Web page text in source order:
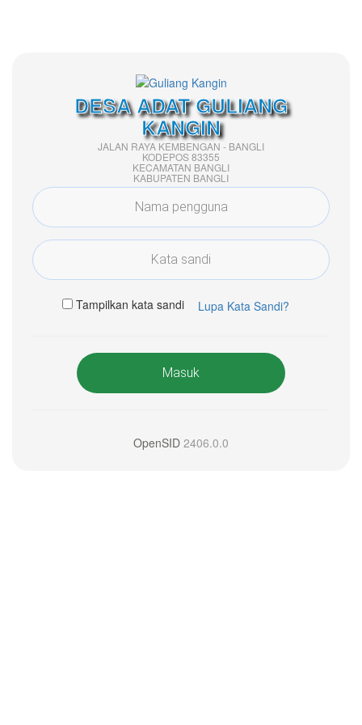
DESA ADAT GULIANG
KANGIN
JALAN RAYA KEMBENGAN - BANGLI
KODEPOS 83355
KECAMATAN BANGLI
KABUPATEN BANGLI
Tampilkan kata sandi Lupa Kata Sandi?
Masuk
OpenSID 2406.0.0